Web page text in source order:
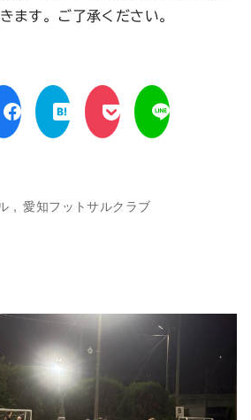
ます。ご了承ください。
愛知フットサルクラブ